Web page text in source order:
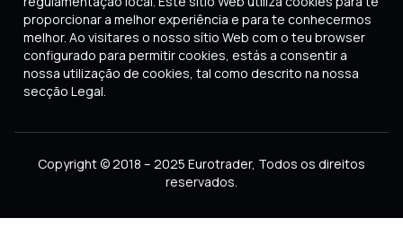
proporcionar a melhor experiência e para te conhecermos
melhor. Ao visitares o nosso sítio Web com o teu browser
configurado para permitir cookies, estás a consentir a
nossa utilização de cookies, tal como descrito na nossa
secção Legal.
Copyright © 2018 – 2025 Eurotrader, Todos os direitos
reservados.